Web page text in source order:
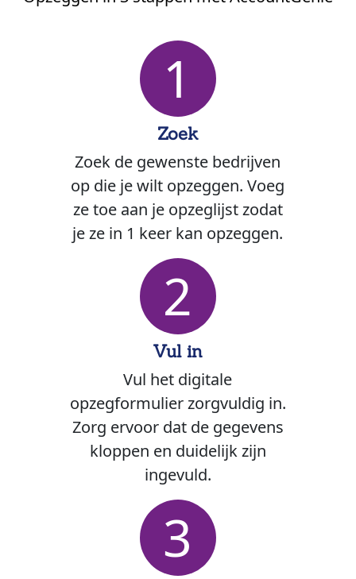
1
Zoek
Zoek de gewenste bedrijven
op die je wilt opzeggen. Voeg
ze toe aan je opzeglijst zodat
je ze in 1 keer kan opzeggen.
2
Vul in
Vul het digitale
opzegformulier zorgvuldig in.
Zorg ervoor dat de gegevens
kloppen en duidelijk zijn
ingevuld.
3